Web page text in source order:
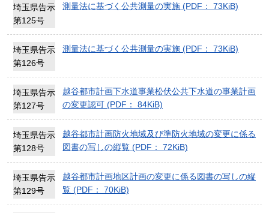
埼玉県告示
第125号
測量法に基づく公共測量の実施 (PDF： 73KiB)
埼玉県告示
第126号
測量法に基づく公共測量の実施 (PDF： 73KiB)
埼玉県告示
第127号
越谷都市計画下水道事業松伏公共下水道の事業計画
の変更認可 (PDF： 84KiB)
埼玉県告示
第128号
越谷都市計画防火地域及び準防火地域の変更に係る
図書の写しの縦覧 (PDF： 72KiB)
埼玉県告示
第129号
越谷都市計画地区計画の変更に係る図書の写しの縦
覧 (PDF： 70KiB)